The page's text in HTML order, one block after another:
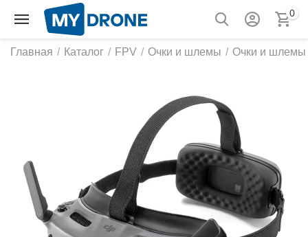
0
Главная / Каталог / FPV / Очки и шлемы / Очки и шлемы